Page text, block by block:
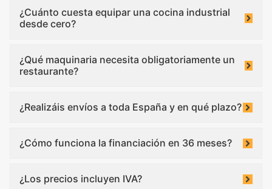
¿Cuánto cuesta equipar una cocina industrial
desde cero?
¿Qué maquinaria necesita obligatoriamente un
restaurante?
¿Realizáis envíos a toda España y en qué plazo?
¿Cómo funciona la financiación en 36 meses?
¿Los precios incluyen IVA?